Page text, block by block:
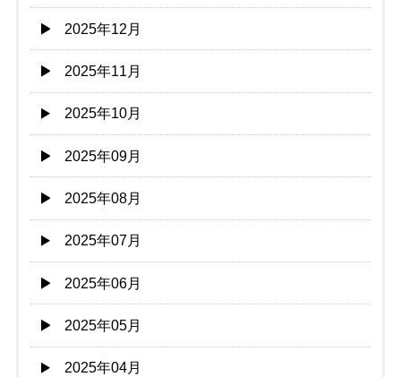
2025年12月
2025年11月
2025年10月
2025年09月
2025年08月
2025年07月
2025年06月
2025年05月
2025年04月